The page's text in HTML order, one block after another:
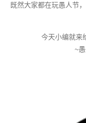
既然大家都在玩愚人节
今天小编就来
~